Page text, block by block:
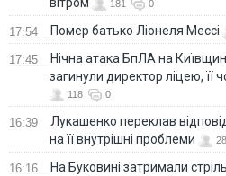
181 0
17:54 Помер батько Ліонеля Мессі
17:45
Нічна атака БпЛА на
загинули директор ліцею, її
118 0
16:39
Лукашенко переклав
на її внутрішні проблеми
16:16
На Буковині затримали